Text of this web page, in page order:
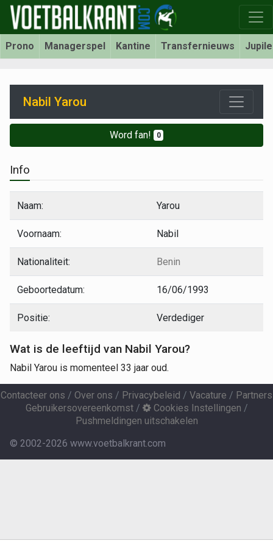
Prono Managerspel Kantine Transfernieuws
Nabil Yarou
Word fan! 0
Info
Naam: Yarou
Voornaam: Nabil
Nationaliteit: Benin
Geboortedatum: 16/06/1993
Positie: Verdediger
Wat is de leeftijd van Nabil Yarou?
Nabil Yarou is momenteel 33 jaar oud.
Contacteer ons / Over ons / Privacybeleid / Vacature / Partners
Gebruikersovereenkomst/ Cookies Instellingen /
Pushmeldingen uitschakelen
© 2002-2026 www.voetbalkrant.com